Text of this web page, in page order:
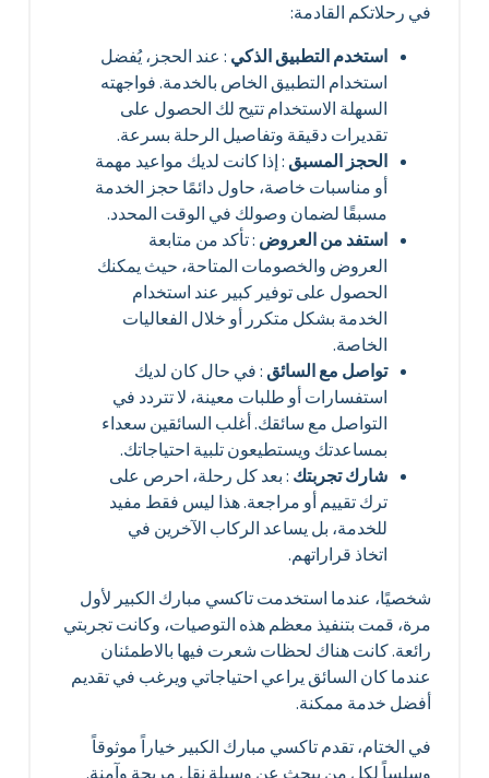
في رحلاتكم القادمة:
استخدم التطبيق الذكي: عند الحجز، يُفضل
استخدام التطبيق الخاص بالخدمة. فواجهته
السهلة الاستخدام تتيح لك الحصول على
تقديرات دقيقة وتفاصيل الرحلة بسرعة.
الحجز المسبق: إذا كانت لديك مواعيد مهمة
أو مناسبات خاصة، حاول دائمًا حجز الخدمة
مسبقًا لضمان وصولك في الوقت المحدد.
استفد من العروض : تأكد من متابعة
العروض والخصومات المتاحة، حيث يمكنك
الحصول على توفير كبير عند استخدام
الخدمة بشكل متكرر أو خلال الفعاليات
الخاصة.
تواصل مع السائق: في حال كان لديك
استفسارات أو طلبات معينة، لا تتردد في
التواصل مع سائقك. أغلب السائقين سعداء
بمساعدتك ويستطيعون تلبية احتياجاتك.
شارك تجربتك: بعد كل رحلة، احرص على
ترك تقييم أو مراجعة. هذا ليس فقط مفيد
للخدمة، بل يساعد الركاب الآخرين في
اتخاذ قراراتهم.
شخصيًا، عندما استخدمت تاكسي مبارك الكبير لأول
مرة، قمت بتنفيذ معظم هذه التوصيات، وكانت تجربتي
رائعة. كانت هناك لحظات شعرت فيها بالاطمئنان
عندما كان السائق يراعي احتياجاتي ويرغب في تقديم
أفضل خدمة ممكنة.
في الختام، تقدم تاكسي مبارك الكبير خياراً موثوقاً
وسلساً لكل من يبحث عن وسيلة نقل مريحة وآمنة.